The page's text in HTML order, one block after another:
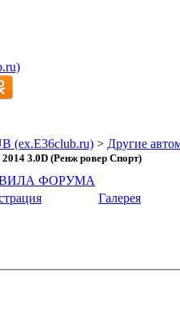
(ex.E36club.ru) > Другие
2014 3.0D (Ренж ровер Спорт)
ФОРУМА
Галерея